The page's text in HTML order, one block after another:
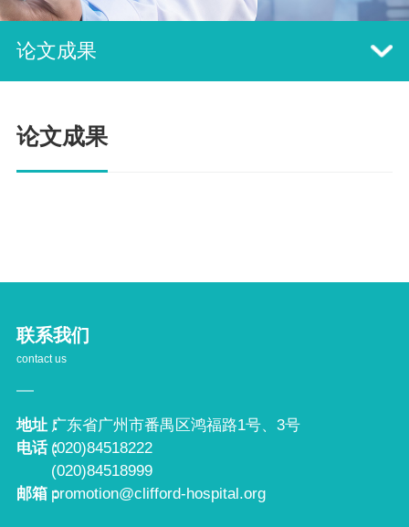
论文成果
论文成果
联系我们
contact us
地址：广东省广州市番禺区鸿福路1号、3号
电话：(020)84518222
(020)84518999
邮箱：promotion@clifford-hospital.org